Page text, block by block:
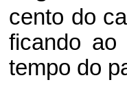
cento do
ficando ao
tempo do